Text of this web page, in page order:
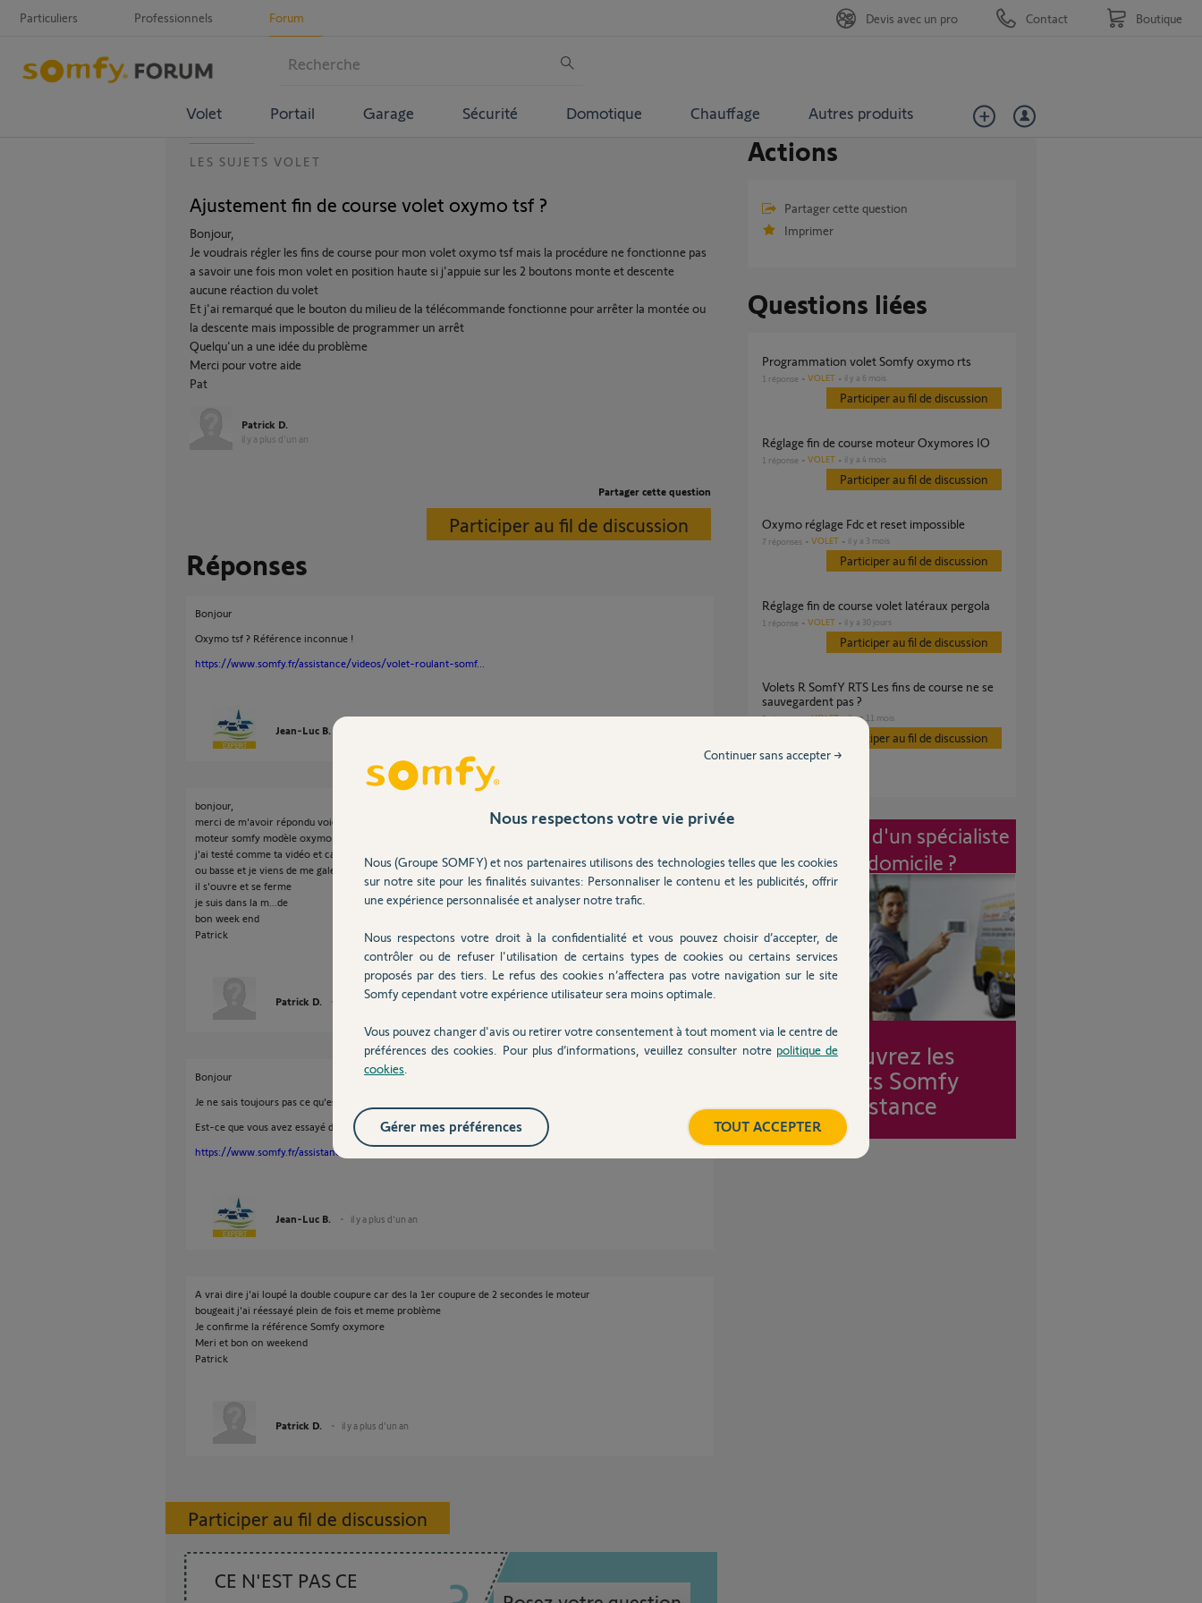
Particuliers Professionnels Forum
Volet Portail Garage Sécurité Domotique Chauffage Autres produits
Devis avec un pro Contact Boutique
LES SUJETS VOLET
Ajustement fin de course volet oxymo tsf ?
Bonjour,
Je voudrais régler les fins de course pour mon volet oxymo tsf mais la procédure ne fonctionne pas
a savoir une fois mon volet en position haute si j'appuie sur les 2 boutons monte et descente
aucune réaction du volet
Et j'ai remarqué que le bouton du milieu de la télécommande fonctionne pour arrêter la montée ou
la descente mais impossible de programmer un arrêt
Quelqu'un a une idée du problème
Merci pour votre aide
Pat
Patrick D.
il y a plus d'un an
Partager cette question
Participer au fil de discussion
Réponses
Bonjour
Oxymo tsf ? Référence inconnue !
https://www.somfy.fr/assistance/videos/volet-roulant-somf...
Jean-Luc B.
bonjour,
merci de m'avoir répondu voici le modele
moteur somfy modèle oxymo tsf
j'ai testé comme ta vidéo et ca ne fonctionne pas le volet ne reagit pas en position haute
ou basse et je viens de me galerer 1\2 journée pour en arriver là je n'y comprends rien car
il s'ouvre et se ferme
je suis dans la m...de
bon week end
Patrick
Patrick D. il y a plus d'un an
Bonjour
Je ne sais toujours pas ce qu'est cette référence.
Est-ce que vous avez essayé de réinitialiser la motorisation ?
https://www.somfy.fr/assistance/videos/volet-roulant-somf...
Jean-Luc B. il y a plus d'un an
A vrai dire j'ai loupé la double coupure car des la 1er coupure de 2 secondes le moteur
bougeait j'ai réessayé plein de fois et meme problème
Je confirme la référence Somfy oxymore
Meri et bon on weekend
Patrick
Patrick D. il y a plus d'un an
Participer au fil de discussion
CE N'EST PAS CE
Actions
Partager cette question
Imprimer
Questions liées
Programmation volet Somfy oxymo rts
1 réponse VOLET il y a 6 mois
Participer au fil de discussion
Réglage fin de course moteur Oxymores IO
1 réponse VOLET il y a 4 mois
Participer au fil de discussion
Oxymo réglage Fdc et reset impossible
7 réponses VOLET il y a 3 mois
Participer au fil de discussion
Réglage fin de course volet latéraux pergola
1 réponse VOLET il y a 30 jours
Participer au fil de discussion
Volets R SomfY RTS Les fins de course ne se
sauvegardent pas ?
5réponses VOLET il y a 11 mois
Participer au fil de discussion
Intervention d'un spécialiste
à mon domicile ?
Découvrez les
forfaits Somfy
Assistance
Nous respectons votre vie privée
Nous (Groupe SOMFY) et nos partenaires utilisons des technologies telles que les cookies
sur notre site pour les finalités suivantes: Personnaliser le contenu et les publicités, offrir
une expérience personnalisée et analyser notre trafic.
Nous respectons votre droit à la confidentialité et vous pouvez choisir d’accepter, de
contrôler ou de refuser l'utilisation de certains types de cookies ou certains services
proposés par des tiers. Le refus des cookies n’affectera pas votre navigation sur le site
Somfy cependant votre expérience utilisateur sera moins optimale.
Vous pouvez changer d'avis ou retirer votre consentement à tout moment via le centre de
préférences des cookies. Pour plus d’informations, veuillez consulter notre politique de
cookies
Continuer sans accepter →
TOUT ACCEPTER
Gérer mes préférences